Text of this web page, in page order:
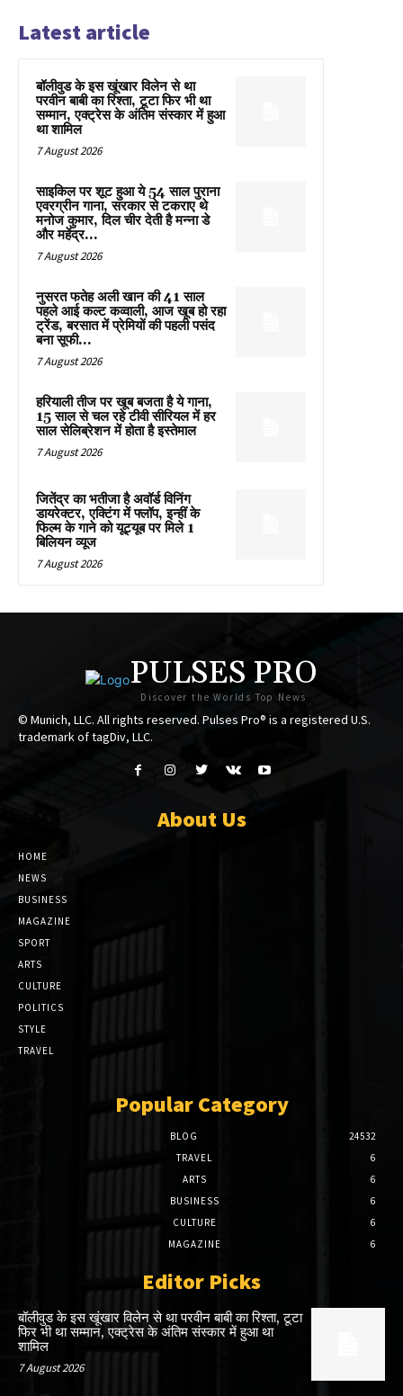
Latest article
बॉलीवुड के इस खूंखार विलेन से था
परवीन बाबी का रिश्ता, टूटा फिर भी था
सम्मान, एक्ट्रेस के अंतिम संस्कार में हुआ
था शामिल
7 August 2026
साइकिल पर शूट हुआ ये 54 साल पुराना
एवरग्रीन गाना, सरकार से टकराए थे
मनोज कुमार, दिल चीर देती है मन्ना डे
और महेंद्र...
7 August 2026
नुसरत फतेह अली खान की 41 साल
पहले आई कल्ट कव्वाली, आज खूब हो रहा
ट्रेंड, बरसात में प्रेमियों की पहली पसंद
बना सूफी...
7 August 2026
हरियाली तीज पर खूब बजता है ये गाना,
15 साल से चल रहे टीवी सीरियल में हर
साल सेलिब्रेशन में होता है इस्तेमाल
7 August 2026
जितेंद्र का भतीजा है अवॉर्ड विनिंग
डायरेक्टर, एक्टिंग में फ्लॉप, इन्हीं के
फिल्म के गाने को यूट्यूब पर मिले 1
बिलियन व्यूज
7 August 2026
PULSES PRO
Discover the Worlds Top News
© Munich, LLC. All rights reserved. Pulses Pro® is a registered U.S.
trademark of tagDiv, LLC.
About Us
HOME
NEWS
BUSINESS
MAGAZINE
SPORT
ARTS
CULTURE
POLITICS
STYLE
TRAVEL
Popular Category
BLOG
24532
TRAVEL
6
ARTS
6
BUSINESS
6
CULTURE
6
MAGAZINE
6
Editor Picks
बॉलीवुड के इस खूंखार विलेन से था परवीन बाबी का रिश्ता, टूटा
फिर भी था सम्मान, एक्ट्रेस के अंतिम संस्कार में हुआ था
शामिल
7 August 2026